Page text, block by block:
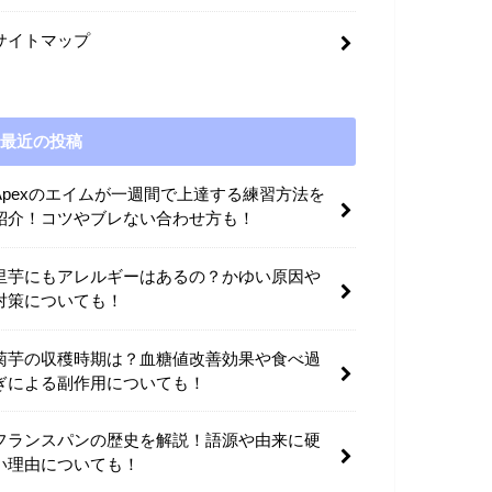
イトマップ
最近の投稿
のエイムが一週間で上達する練習方法を
介！コツやブレない合わせ方も！
芋にもアレルギーはあるの？かゆい原因や
策についても！
芋の収穫時期は？血糖値改善効果や食べ過
による副作用についても！
ランスパンの歴史を解説！語源や由来に硬
理由についても！